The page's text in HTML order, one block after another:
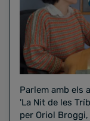
Parlem amb els
'La Nit de les
per Oriol